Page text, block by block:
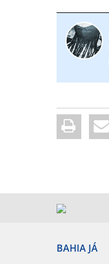
BAHIA JÁ